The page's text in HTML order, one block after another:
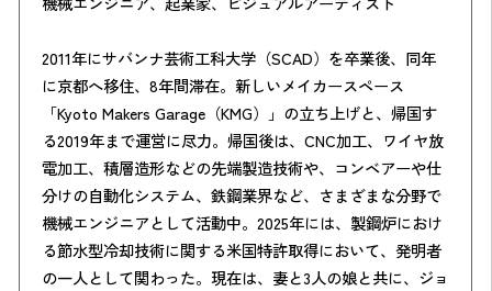
2011年にサバンナ芸術工科大学（SCAD）を卒業後、同年
に京都へ移住、8年間滞在。新しいメイカースペース
「Kyoto Makers Garage（KMG）」の立ち上げと、帰国す
る2019年まで運営に尽力。帰国後は、CNC加工、ワイヤ放
電加工、積層造形などの先端製造技術や、コンベアーや仕
分けの自動化システム、鉄鋼業界など、さまざまな分野で
機械エンジニアとして活動中。2025年には、製鋼炉におけ
る節水型冷却技術に関する米国特許取得において、発明者
の一人として関わった。現在は、妻と3人の娘と共に、ジョ